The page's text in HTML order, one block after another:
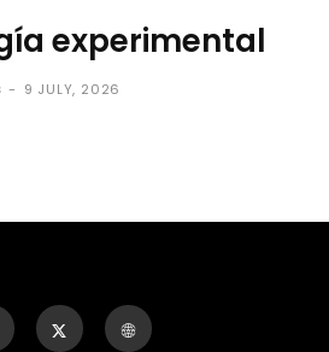
experimental
- 9 JULY, 2026